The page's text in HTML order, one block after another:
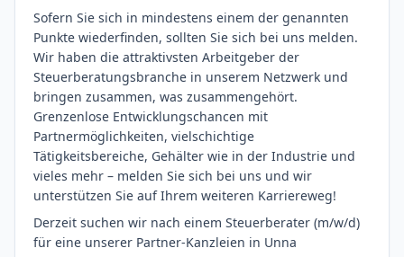
Sofern Sie sich in mindestens einem der genannten
Punkte wiederfinden, sollten Sie sich bei uns melden.
Wir haben die attraktivsten Arbeitgeber der
Steuerberatungsbranche in unserem Netzwerk und
bringen zusammen, was zusammengehört.
Grenzenlose Entwicklungschancen mit
Partnermöglichkeiten, vielschichtige
Tätigkeitsbereiche, Gehälter wie in der Industrie und
vieles mehr – melden Sie sich bei uns und wir
unterstützen Sie auf Ihrem weiteren Karriereweg!
Derzeit suchen wir nach einem Steuerberater (m/w/d)
für eine unserer Partner-Kanzleien in Unna